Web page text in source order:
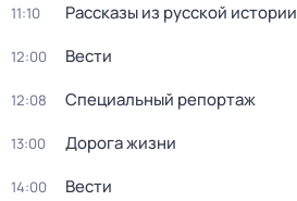
11:10 Рассказы из русской истории
12:00 Вести
12:08 Специальный репортаж
13:00 Дорога жизни
14:00 Вести